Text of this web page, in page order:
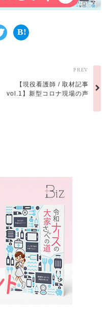
PREV
【現役看護師 / 取材記事
vol.1】新型コロナ現場の声